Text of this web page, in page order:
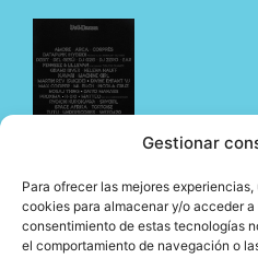
Gestionar
Para ofrecer las mejores
cookies para almacenar y/o acceder
consentimiento de estas tecnologías
el comportamiento de navegación o
MIRA 2026 completa su
noviembre.